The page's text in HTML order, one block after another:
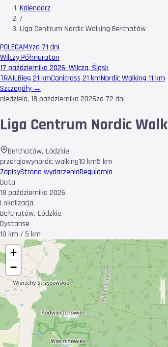
Kalendarz
/
Liga Centrum Nordic Walking Bełchatów
POLECAMYza 71 dni
Wilczy Półmaraton
17 października 2026· Wilcza, Śląsk
TRAILBieg 21 kmCanicross 21 kmNordic Walking 11 km
Szczegóły →
niedziela, 18 października 2026za 72 dni
Liga Centrum Nordic
Bełchatów, Łódzkie
przełajowynordic walking10 km5 km
ZapisyStrona wydarzeniaRegulamin
Data
18 października 2026
Lokalizacja
Bełchatów, Łódzkie
Dystanse
10 km / 5 km
+
−